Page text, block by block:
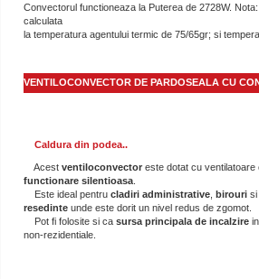
Convectorul functioneaza la Puterea de 2728W.
calculata
la temperatura agentului termic de 75/65gr; si
VENTILOCONVECTOR DE PARDOSEALA CU
Caldura din podea..
Acest ventiloconvector este dotat cu ventilatoare
functionare silentioasa
Este ideal pentru cladiri administrative birouri si
resedinte unde este dorit un nivel redus de zgomot.
Pot fi folosite si ca sursa principala de incalzire
non-rezidentiale.